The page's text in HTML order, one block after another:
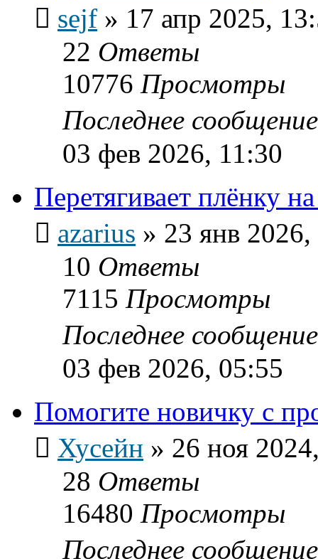
sejf » 17 апр 2025,
22 Ответы
10776 Просмотры
Последнее
03 фев 2026, 11:30
Перетягивает плёнку
azarius » 23 янв
10 Ответы
7115 Просмотры
Последнее
03 фев 2026, 05:55
Помогите новичку с
Хусейн » 26 ноя
28 Ответы
16480 Просмотры
Последнее